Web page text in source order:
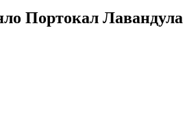
Портокал Лавандула